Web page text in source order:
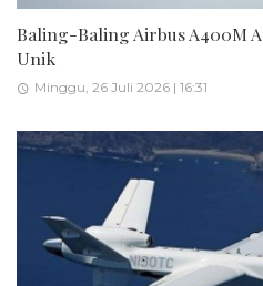
Baling-Baling Airbus A400M
Unik
Minggu, 26 Juli 2026 | 16:31